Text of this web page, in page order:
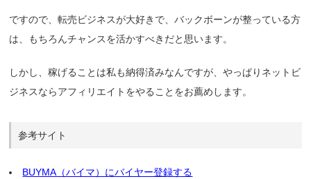
ですので、転売ビジネスが大好きで、バックボーンが整っている方
は、もちろんチャンスを活かすべきだと思います。
しかし、稼げることは私も納得済みなんですが、やっぱりネットビ
ジネスならアフィリエイトをやることをお薦めします。
参考サイト
BUYMA（バイマ）にバイヤー登録する